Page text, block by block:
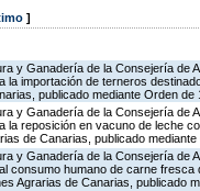
]
y Ganadería de la Consejería de
importación de terneros
publicado mediante Orden
y Ganadería de la Consejería de
reposición en vacuno de leche
de Canarias, publicado
y Ganadería de la Consejería de
consumo humano de carne
Agrarias de Canarias, publicado